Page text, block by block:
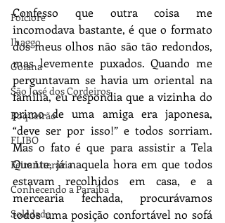
Folclore
Ihaggo
Goiana
São José dos Cordeiros
Boqueirão
FLIBO
Feira Literária
Conhecendo a Paraíba
Soledade
Confesso que outra coisa me
incomodava bastante, é que o formato
dos meus olhos não são tão redondos,
mas levemente puxados. Quando me
perguntavam se havia um oriental na
família, eu respondia que a vizinha do
primo de uma amiga era japonesa,
“deve ser por isso!” e todos sorriam.
Mas o fato é que para assistir a Tela
Quente, já naquela hora em que todos
estavam recolhidos em casa, e a
mercearia fechada, procurávamos
todos uma posição confortável no sofá